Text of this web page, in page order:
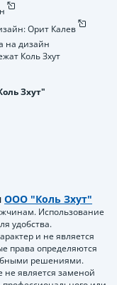
Орит Калев
на дизайн
Коль Зхут
Зхут"
ООО "Коль Зхут"
Использование
удобства.
и не является
права определяются
решениями.
является заменой